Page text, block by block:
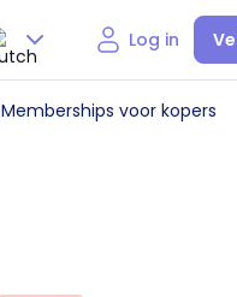
Nederlands
Log in
Memberships voor kopers